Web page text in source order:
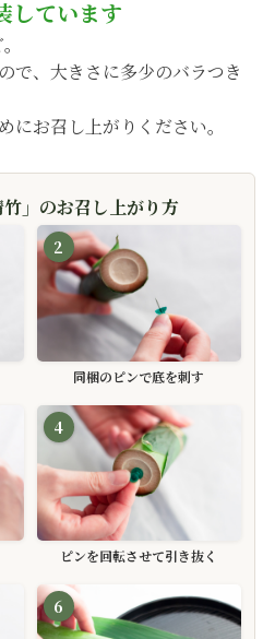
しています
で、大きさに多少のバラつき
にお召し上がりください。
」のお召し上がり方
2
同梱のピンで底を刺す
4
ピンを回転させて引き抜く
6